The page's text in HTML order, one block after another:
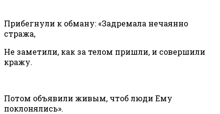
Прибегнули к обману: «Задремала нечаянно
стража,
Не заметили, как за телом пришли, и совершили
кражу.
Потом объявили живым, чтоб люди Ему
поклонялись».